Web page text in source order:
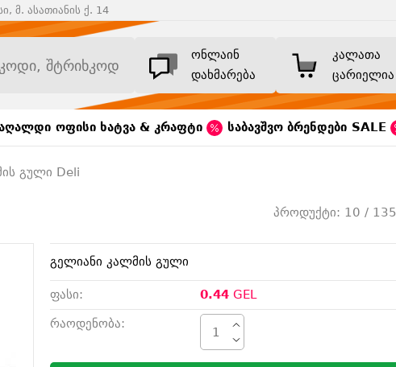
მ. ასათიანის ქ. 14
ონლაინ
დახმარება
კალათა
ცარიელია
ოფისი ხატვა & კრაფტი საბავშვო ბრენდები SALE
გული Deli
პროდუქტი: 10 / 135
გელიანი კალმის გული
ფასი: 0.44GEL
რაოდენობა: